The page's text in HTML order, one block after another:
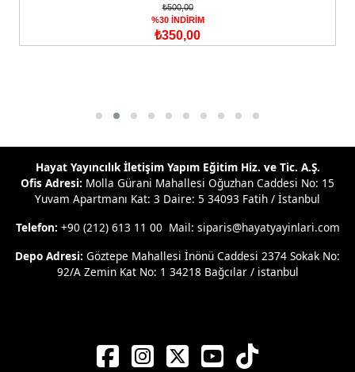
₺500,00
%30 İNDİRİM
₺350,00
Hayat Yayıncılık İletişim Yapım Eğitim Hiz. ve Tic. A.Ş.
Ofis Adresi: Molla Gürani Mahallesi Oğuzhan Caddesi No: 15
Yuvam Apartmanı Kat: 3 Daire: 5 34093 Fatih / İstanbul
Telefon: +90 (212) 613 11 00 Mail: siparis@hayatyayinlari.com
Depo Adresi: Göztepe Mahallesi İnönü Caddesi 2374 Sokak No:
92/A Zemin Kat No: 1 34218 Bağcılar / istanbul